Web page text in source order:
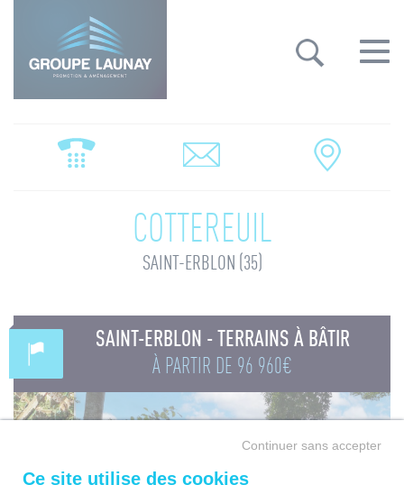
Toggle
COTTEREUIL
SAINT-ERBLON (35)
SAINT-ERBLON - TERRAINS À BÂTIR
À PARTIR DE 96 960€
Continuer sans accepter